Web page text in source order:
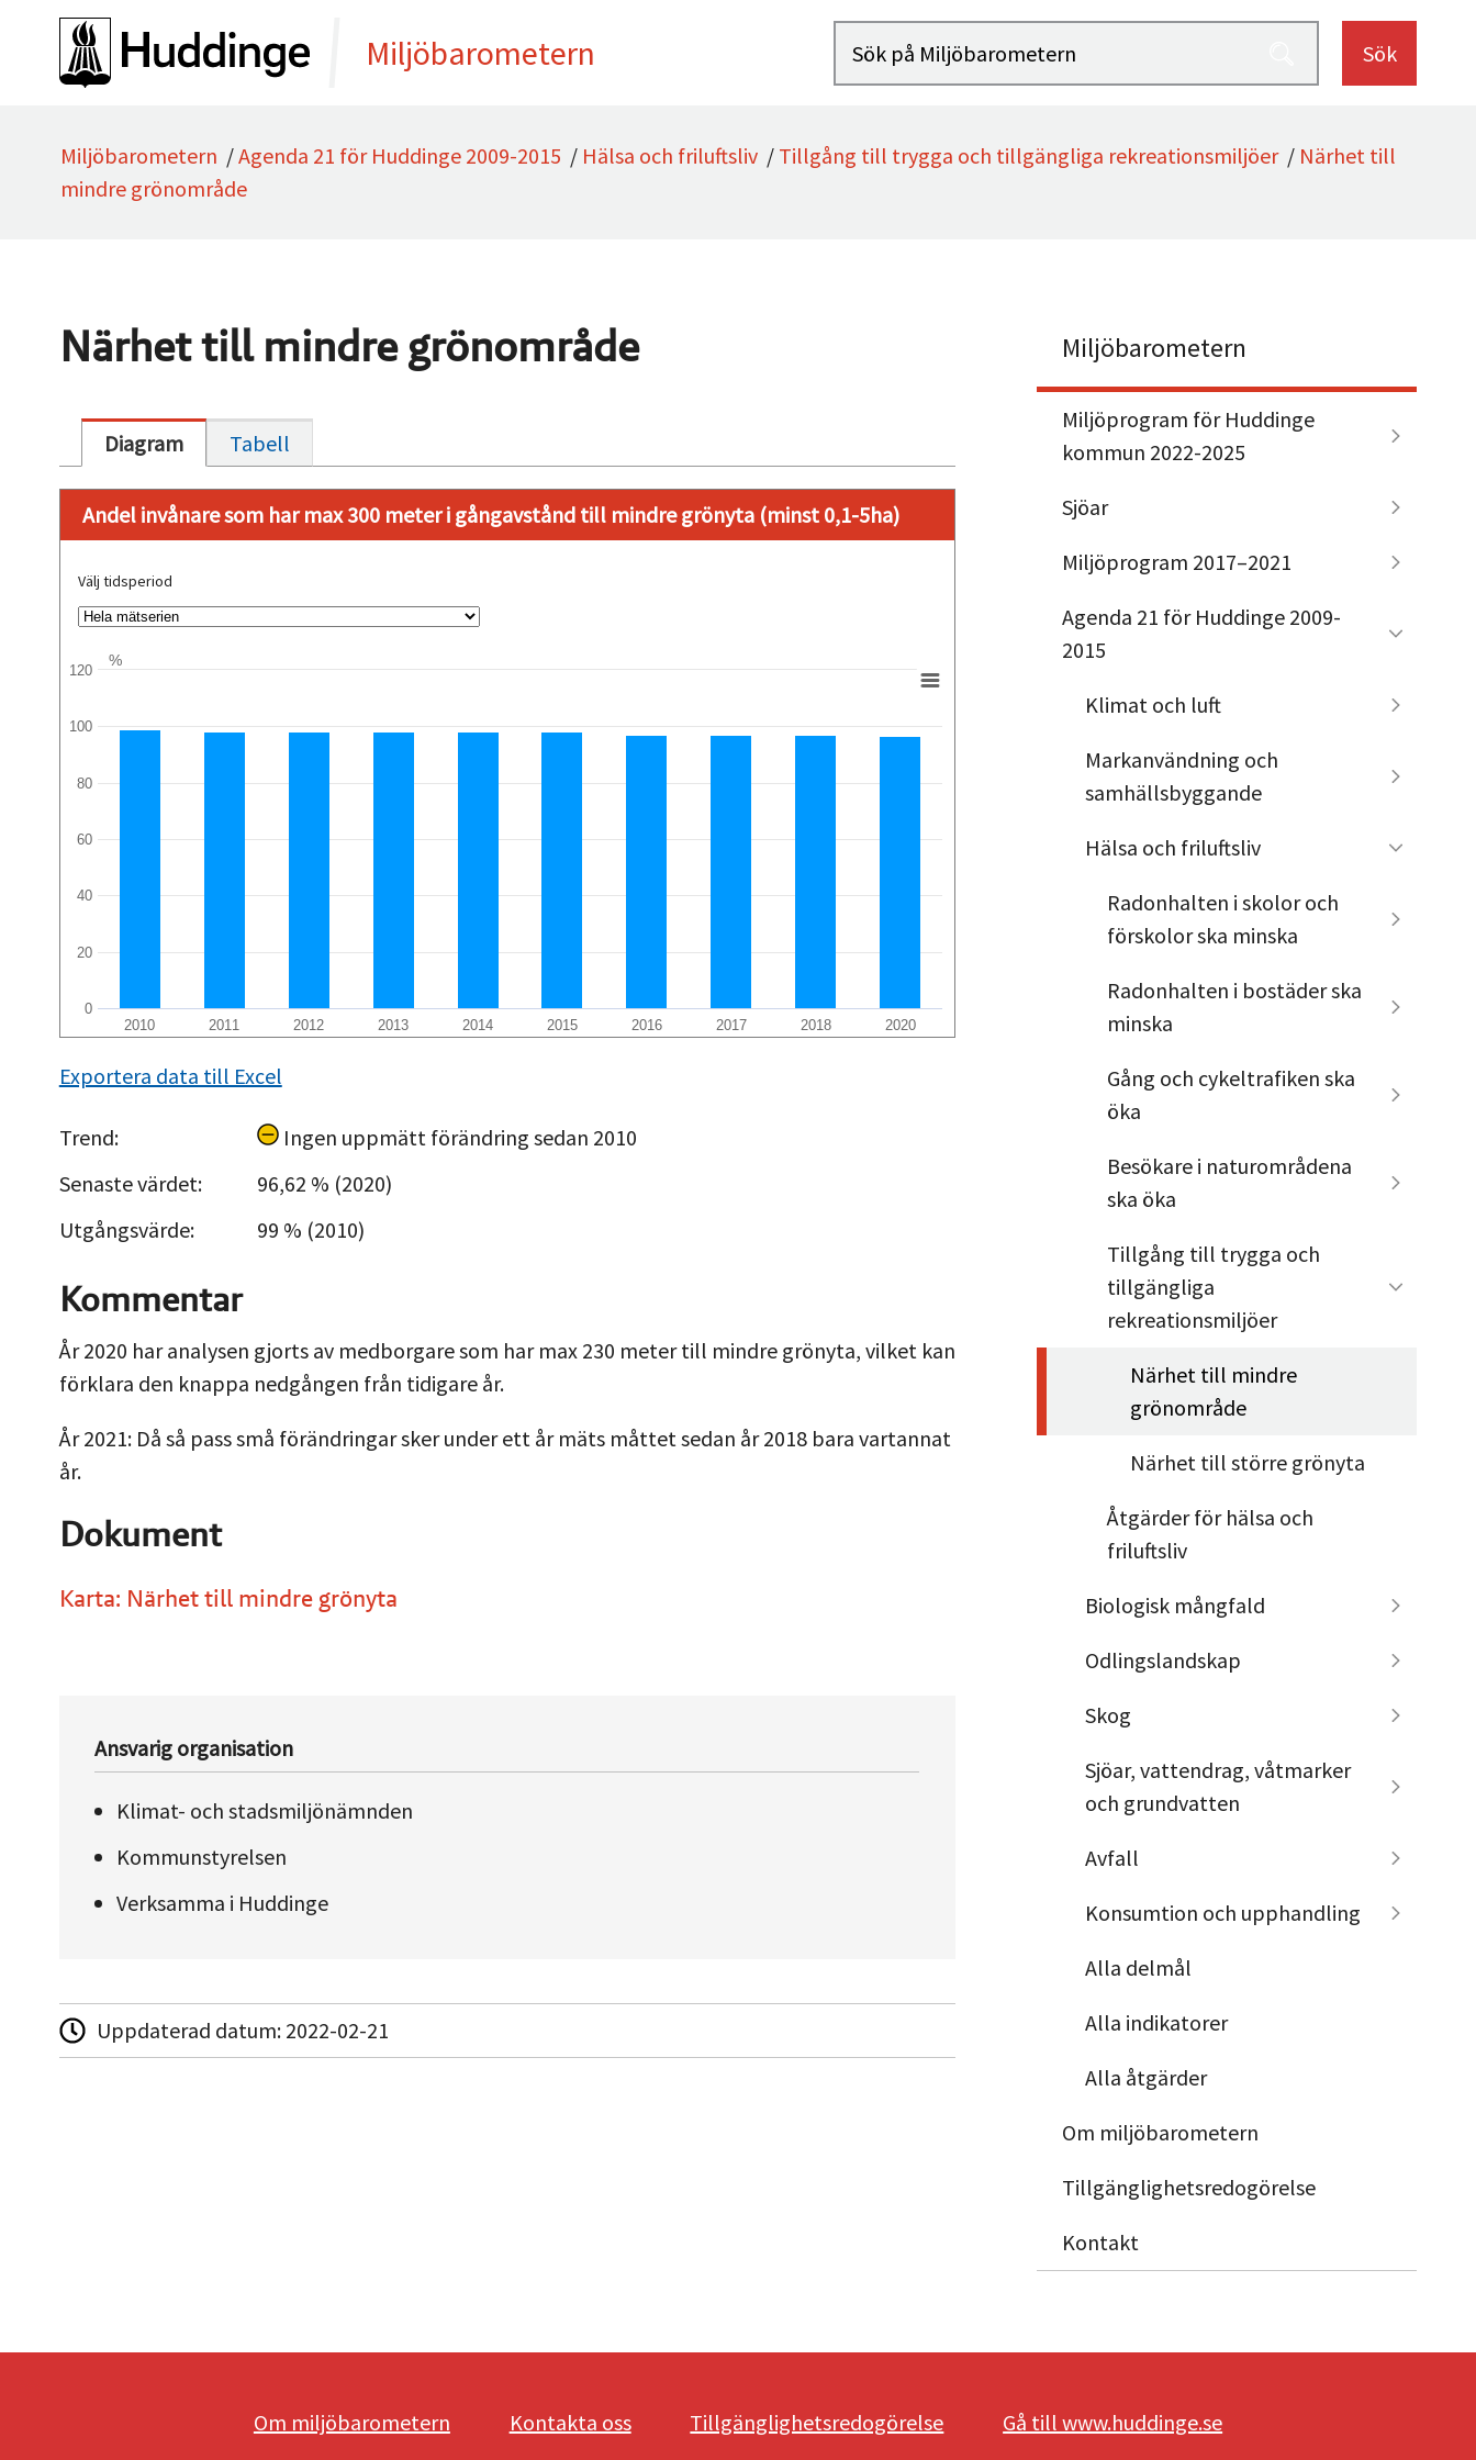
Gå direkt till sidans innehåll Miljöbarometern Sök
Miljöbarometern /Agenda 21 för Huddinge 2009-2015 / Hälsa och friluftsliv / Tillgång till trygga och tillgängliga rekreationsmiljöer / Närhet till
mindre grönområde
Närhet till mindre grönområde
Diagram Tabell
Andel invånare som har max 300 meter i gångavstånd till mindre grönyta (minst 0,1-5ha)
Välj tidsperiod
%
2010 2011 2012 2013 2014 2015 2016 2017 2018 2020
0
20
40
60
80
100
120
Exportera data till Excel
Trend:
Ingen uppmätt förändring sedan 2010
Senaste värdet:
96,62 % (2020)
Utgångsvärde:
99 % (2010)
Kommentar
År 2020 har analysen gjorts av medborgare som har max 230 meter till mindre grönyta, vilket kan
förklara den knappa nedgången från tidigare år.
År 2021: Då så pass små förändringar sker under ett år mäts måttet sedan år 2018 bara vartannat
år.
Dokument
Karta: Närhet till mindre grönyta
Ansvarig organisation
Klimat- och stadsmiljönämnden
Kommunstyrelsen
Verksamma i Huddinge
Uppdaterad datum: 2022-02-21
Miljöbarometern
Miljöprogram för Huddinge
kommun 2022-2025
Sjöar
Miljöprogram 2017–2021
Agenda 21 för Huddinge 2009-
2015
Klimat och luft
Markanvändning och
samhällsbyggande
Hälsa och friluftsliv
Radonhalten i skolor och
förskolor ska minska
Radonhalten i bostäder ska
minska
Gång och cykeltrafiken ska
öka
Besökare i naturområdena
ska öka
Tillgång till trygga och
tillgängliga
rekreationsmiljöer
Närhet till mindre
grönområde
Närhet till större grönyta
Åtgärder för hälsa och
friluftsliv
Biologisk mångfald
Odlingslandskap
Skog
Sjöar, vattendrag, våtmarker
och grundvatten
Avfall
Konsumtion och upphandling
Alla delmål
Alla indikatorer
Alla åtgärder
Om miljöbarometern
Tillgänglighetsredogörelse
Kontakt
Om miljöbarometern Kontakta oss Tillgänglighetsredogörelse Gå till www.huddinge.se